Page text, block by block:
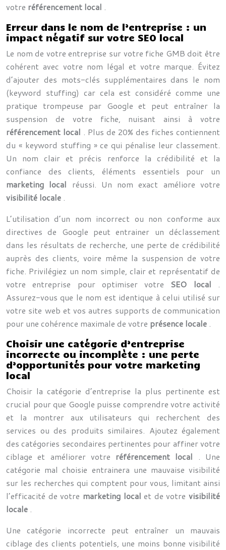
votre référencement local .
Erreur dans le nom de l’entreprise : un
impact négatif sur votre SEO local
Le nom de votre entreprise sur votre fiche GMB doit être
cohérent avec votre nom légal et votre marque. Évitez
d’ajouter des mots-clés supplémentaires dans le nom
(keyword stuffing) car cela est considéré comme une
pratique trompeuse par Google et peut entraîner la
suspension de votre fiche, nuisant ainsi à votre
référencement local . Plus de 20% des fiches contiennent
du « keyword stuffing » ce qui pénalise leur classement.
Un nom clair et précis renforce la crédibilité et la
confiance des clients, éléments essentiels pour un
marketing local réussi. Un nom exact améliore votre
visibilité locale .
L’utilisation d’un nom incorrect ou non conforme aux
directives de Google peut entrainer un déclassement
dans les résultats de recherche, une perte de crédibilité
auprès des clients, voire même la suspension de votre
fiche. Privilégiez un nom simple, clair et représentatif de
votre entreprise pour optimiser votre SEO local .
Assurez-vous que le nom est identique à celui utilisé sur
votre site web et vos autres supports de communication
pour une cohérence maximale de votre présence locale .
Choisir une catégorie d’entreprise
incorrecte ou incomplète : une perte
d’opportunités pour votre marketing
local
Choisir la catégorie d’entreprise la plus pertinente est
crucial pour que Google puisse comprendre votre activité
et la montrer aux utilisateurs qui recherchent des
services ou des produits similaires. Ajoutez également
des catégories secondaires pertinentes pour affiner votre
ciblage et améliorer votre référencement local . Une
catégorie mal choisie entrainera une mauvaise visibilité
sur les recherches qui comptent pour vous, limitant ainsi
l’efficacité de votre marketing localet de votre visibilité
locale .
Une catégorie incorrecte peut entraîner un mauvais
ciblage des clients potentiels, une moins bonne visibilité